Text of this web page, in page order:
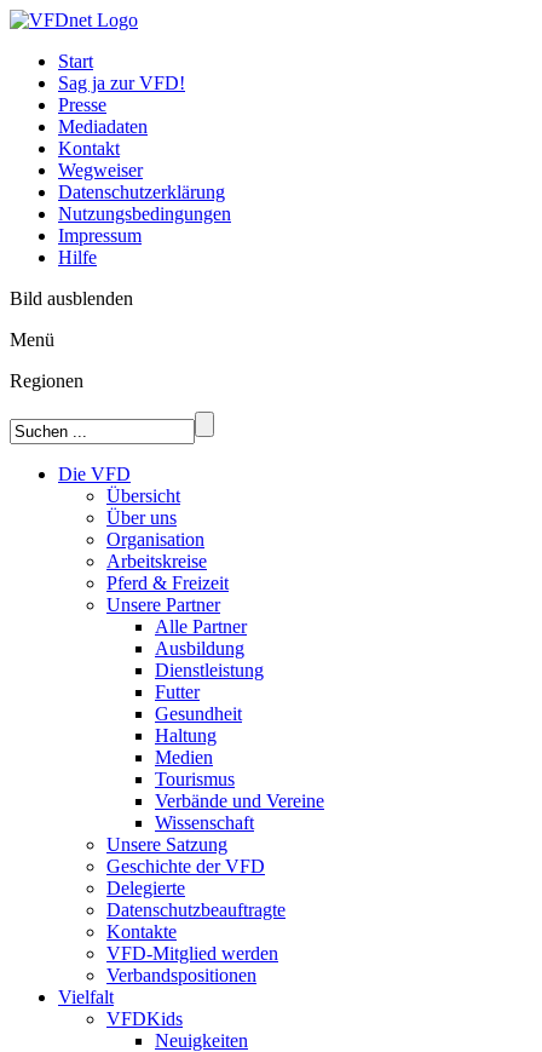
Start
Sag ja zur VFD!
Presse
Mediadaten
Kontakt
Wegweiser
Datenschutzerklärung
Nutzungsbedingungen
Impressum
Hilfe
Bild ausblenden
Menü
Regionen
Die VFD
Übersicht
Über uns
Organisation
Arbeitskreise
Pferd & Freizeit
Unsere Partner
Alle Partner
Ausbildung
Dienstleistung
Futter
Gesundheit
Haltung
Medien
Tourismus
Verbände und Vereine
Wissenschaft
Unsere Satzung
Geschichte der VFD
Delegierte
Datenschutzbeauftragte
Kontakte
VFD-Mitglied werden
Verbandspositionen
Vielfalt
VFDKids
Neuigkeiten